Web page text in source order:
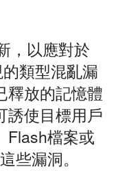
，以應對於
類型混亂漏
釋放的記憶體
誘使目標用戶
Flash檔案或
些漏洞。